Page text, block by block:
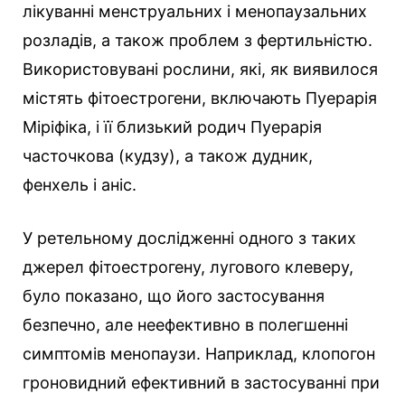
лікуванні менструальних і менопаузальних
розладів, а також проблем з фертильністю.
Використовувані рослини, які, як виявилося
містять фітоестрогени, включають Пуерарія
Міріфіка, і її близький родич Пуерарія
часточкова (кудзу), а також дудник,
фенхель і аніс.
У ретельному дослідженні одного з таких
джерел фітоестрогену, лугового клеверу,
було показано, що його застосування
безпечно, але неефективно в полегшенні
симптомів менопаузи. Наприклад, клопогон
гроновидний ефективний в застосуванні при